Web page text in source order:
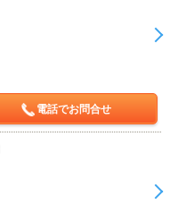
電話でお問合せ